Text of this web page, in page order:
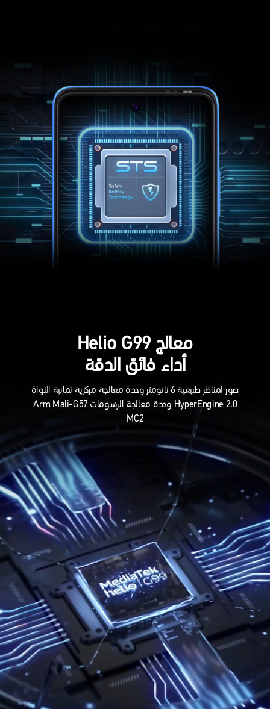
معالج Helio G99
أداء فائق الدقة
صور لمناظر طبيعية 6 نانومتر وحدة معالجة مركزية ثمانية النواة
HyperEngine 2.0 وحدة معالجة الرسومات Arm Mali-G57
MC2